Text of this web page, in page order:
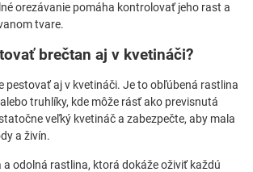
orezávanie pomáha kontrolovať jeho rast a
tvare.
brečtan aj v kvetináči?
pestovať aj v kvetináči. Je to obľúbená rastlina
truhlíky, kde môže rásť ako previsnutá
veľký kvetináč a zabezpečte, aby mala
a živín.
a odolná rastlina, ktorá dokáže oživiť každú